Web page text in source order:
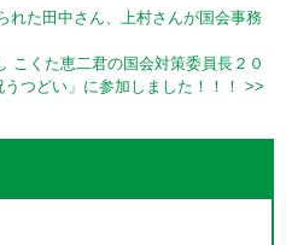
れた田中さん、上村さんが国会事務
こくた恵二君の国会対策委員長２０
うつどい」に参加しました！！！ >>